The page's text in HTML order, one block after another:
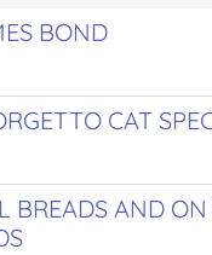
BOND
CAT
BREADS AND